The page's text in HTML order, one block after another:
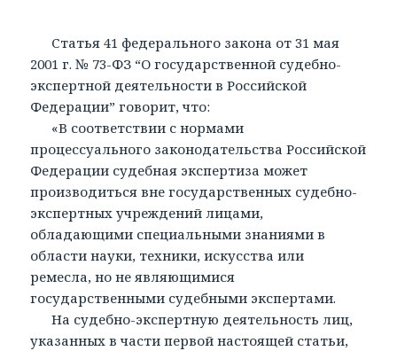
Статья 41 федерального закона от 31 мая
2001 г. № 73-ФЗ “О государственной судебно-
экспертной деятельности в Российской
Федерации” говорит, что:
«В соответствии с нормами
процессуального законодательства Российской
Федерации судебная экспертиза может
производиться вне государственных судебно-
экспертных учреждений лицами,
обладающими специальными знаниями в
области науки, техники, искусства или
ремесла, но не являющимися
государственными судебными экспертами.
На судебно-экспертную деятельность лиц,
указанных в части первой настоящей статьи,